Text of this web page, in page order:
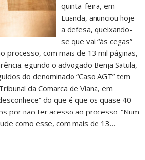
quinta-feira, em
Luanda, anunciou hoje
a defesa, queixando-
se que vai “às cegas”
processo, com mais de 13 mil páginas,
egundo o advogado Benja Satula,
do denominado “Caso AGT” tem
da Comarca de Viana, em
do que é que os quase 40
por não ter acesso ao processo. “Num
como esse, com mais de 13…